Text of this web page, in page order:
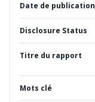
Date de publication
Disclosure Status
Titre du rapport
Mots clé